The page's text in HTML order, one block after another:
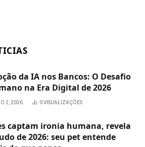
da IA nos Bancos: O Desafio
na Era Digital de 2026
2, 2026 0VISUALIZAÇÕES
captam ironia humana, revela
de 2026: seu pet entende